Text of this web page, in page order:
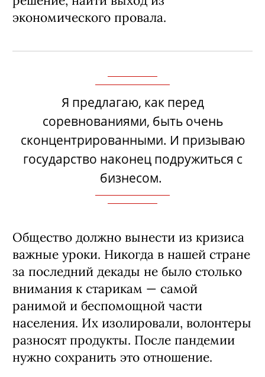
экономического провала.
Я предлагаю, как перед
соревнованиями, быть очень
сконцентрированными. И призываю
государство наконец подружиться с
бизнесом.
Общество должно вынести из кризиса
важные уроки. Никогда в нашей стране
за последний декады не было столько
внимания к старикам — самой
ранимой и беспомощной части
населения. Их изолировали, волонтеры
разносят продукты. После пандемии
нужно сохранить это отношение.